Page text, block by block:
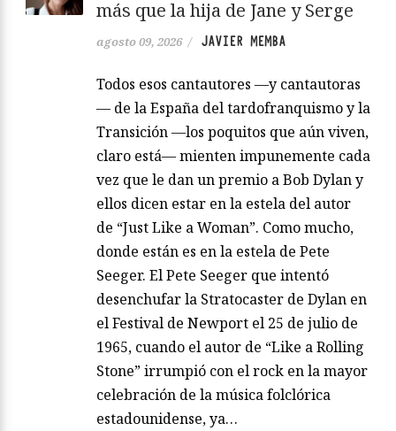
más que la hija de Jane y Serge
agosto 09, 2026 / JAVIER MEMBA
Todos esos cantautores —y cantautoras
— de la España del tardofranquismo y la
Transición —los poquitos que aún viven,
claro está— mienten impunemente cada
vez que le dan un premio a Bob Dylan y
ellos dicen estar en la estela del autor
de “Just Like a Woman”. Como mucho,
donde están es en la estela de Pete
Seeger. El Pete Seeger que intentó
desenchufar la Stratocaster de Dylan en
el Festival de Newport el 25 de julio de
1965, cuando el autor de “Like a Rolling
Stone” irrumpió con el rock en la mayor
celebración de la música folclórica
estadounidense, ya…